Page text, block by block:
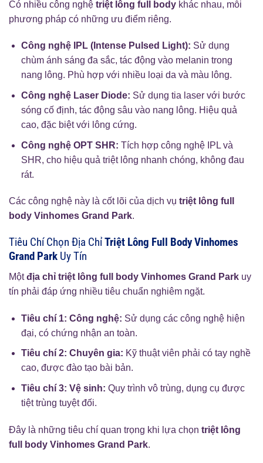
Có nhiều công nghệ triệt lông full body khác nhau, mỗi
phương pháp có những ưu điểm riêng.
Công nghệ IPL (Intense Pulsed Light): Sử dụng
chùm ánh sáng đa sắc, tác động vào melanin trong
nang lông. Phù hợp với nhiều loại da và màu lông.
Công nghệ Laser Diode: Sử dụng tia laser với bước
sóng cố định, tác động sâu vào nang lông. Hiệu quả
cao, đặc biệt với lông cứng.
Công nghệ OPT SHR: Tích hợp công nghệ IPL và
SHR, cho hiệu quả triệt lông nhanh chóng, không đau
rát.
Các công nghệ này là cốt lõi của dịch vụ triệt lông full
body Vinhomes Grand Park.
Tiêu Chí Chọn Địa ChỉTriệt Lông Full Body Vinhomes
Grand Park Uy Tín
Mộtđịa chỉ triệt lông full body Vinhomes Grand Park uy
tín phải đáp ứng nhiều tiêu chuẩn nghiêm ngặt.
Tiêu chí 1: Công nghệ: Sử dụng các công nghệ hiện
đại, có chứng nhận an toàn.
Tiêu chí 2: Chuyên gia: Kỹ thuật viên phải có tay nghề
cao, được đào tạo bài bản.
Tiêu chí 3: Vệ sinh: Quy trình vô trùng, dụng cụ được
tiệt trùng tuyệt đối.
Đây là những tiêu chí quan trọng khi lựa chọn triệt lông
full body Vinhomes Grand Park.